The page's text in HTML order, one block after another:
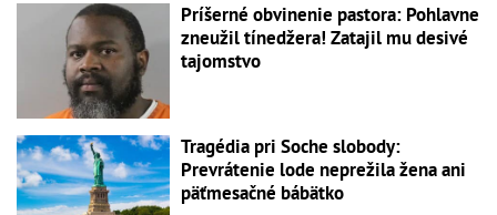
Príšerné obvinenie pastora: Pohlavne
zneužil tínedžera! Zatajil mu desivé
tajomstvo
Tragédia pri Soche slobody:
Prevrátenie lode neprežila žena ani
päťmesačné bábätko